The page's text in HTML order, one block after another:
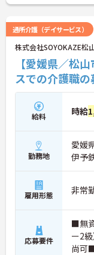
通所介護（デイサービス）
株式会社SOYOKAZE松
【愛媛県／松
スでの介護職
給料 時給
勤務地
愛媛
伊予
雇用形態 非常
応募要件
■無
ー2
尚可